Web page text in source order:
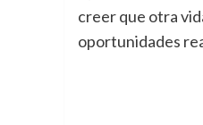
creer que otra
oportunidades